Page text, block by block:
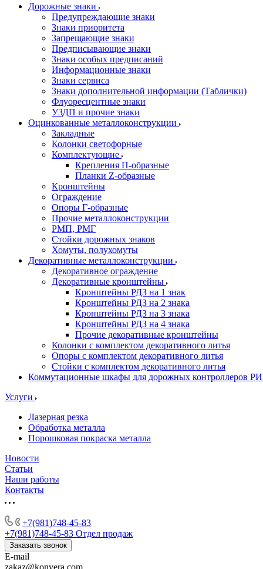
Дорожные знаки
Предупреждающие знаки
Знаки приоритета
Запрещающие знаки
Предписывающие знаки
Знаки особых предписаний
Информационные знаки
Знаки сервиса
Знаки дополнительной информации (Таблички)
Флуоресцентные знаки
УЗДП и прочие знаки
Оцинкованные металлоконструкции
Закладные
Колонки светофорные
Комплектующие
Крепления П-образные
Планки Z-образные
Кронштейны
Ограждение
Опоры Г-образные
Прочие металлоконструкции
РМП, РМГ
Стойки дорожных знаков
Хомуты, полухомуты
Декоративные металлоконструкции
Декоративное ограждение
Декоративные кронштейны
Кронштейны РДЗ на 1 знак
Кронштейны РДЗ на 2 знака
Кронштейны РДЗ на 3 знака
Кронштейны РДЗ на 4 знака
Прочие декоративные кронштейны
Колонки с комплектом декоративного литья
Опоры с комплектом декоративного литья
Стойки с комплектом декоративного литья
Коммутационные шкафы для дорожных контроллеров
Услуги
Лазерная резка
Обработка металла
Порошковая покраска металла
Новости
Статьи
Наши работы
Контакты
+7(981)748-45-83
+7(981)748-45-83 Отдел продаж
Заказать звонок
E-mail
zakaz@konvera.com